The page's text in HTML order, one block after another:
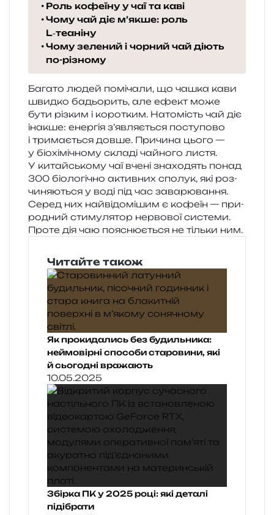
Роль кофеїну у чаї та каві
Чому чай діє м’якше: роль
L‑теаніну
Чому зелений і чорний чай діють
по-різному
Багато людей помі­ча­ли, що чашка кави
швид­ко бадьо­рить, але ефект може
бути різ­ким і коро­тким. Натомість чай діє
іна­кше: енер­гія з’являється посту­по­во
і три­ма­є­ться довше. Причина цього —
у біо­хі­мі­чно­му скла­ді чай­но­го листя.
У китай­сько­му чаї вчені зна­хо­дять понад
300 біо­ло­гі­чно актив­них спо­лук, які роз­
чи­ня­ю­ться у воді під час зава­рю­ва­н­ня.
Серед них най­ві­до­мі­шим є кофе­їн — при­
ро­дний сти­му­ля­тор нер­во­вої систе­ми.
Проте дія чаю поясню­є­ться не тіль­ки ним.
Читайте також
Як прокидались без будильника:
неймовірні способи старовини, які
й сьогодні вражають
10.05.2025
Збірка ПК у 2025 році: які деталі
підібрати